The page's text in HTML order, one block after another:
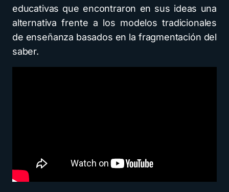
educativas que encontraron en sus ideas una
alternativa frente a los modelos tradicionales
de enseñanza basados en la fragmentación del
saber.